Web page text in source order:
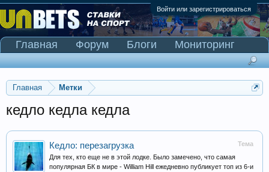
Войти или зарегистрироваться
Главная Метки
кедло кедла кедла
Тема
Кедло: перезагрузка
Для тех, кто еще не в этой лодке. Было замечено, что самая
популярная БК в мире - William Hill ежедневно публикует топ из 6-и
Главная Форум Блоги
Мониторинг
Сканер Pinnacle